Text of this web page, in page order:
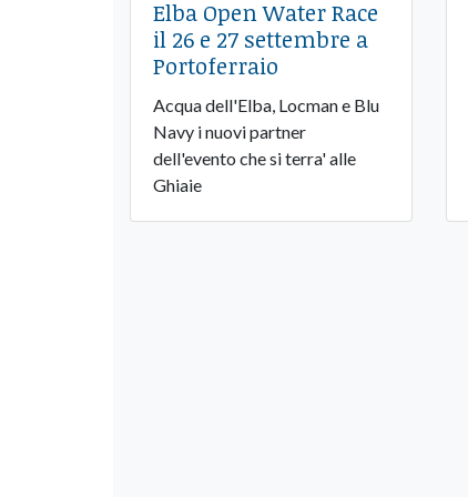
Elba Open Water Race
il 26 e 27 settembre a
Portoferraio
Acqua dell'Elba, Locman e Blu
Navy i nuovi partner
dell'evento che si terra' alle
Ghiaie